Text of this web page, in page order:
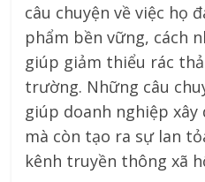
câu chuyện về việc họ
phẩm bền vững, cách
giúp giảm thiểu rác
trường. Những câu
giúp doanh nghiệp
mà còn tạo ra sự lan
kênh truyền thông xã